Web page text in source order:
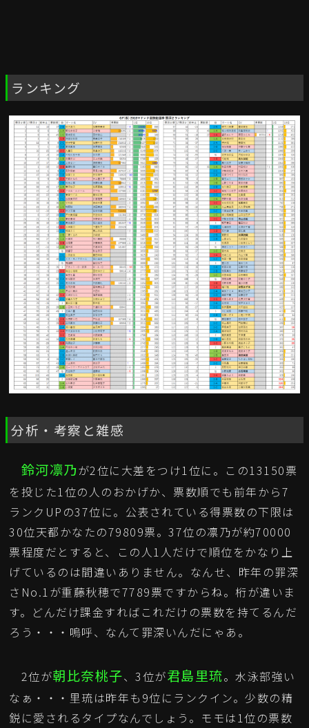
ランキング
分析・考察と雑感
鈴河凛乃が2位に大差をつけ1位に。この13150票
を投じた1位の人のおかげか、票数順でも前年から7
ランクUPの37位に。公表されている得票数の下限は
30位天都かなたの79809票。37位の凛乃が約70000
票程度だとすると、この人1人だけで順位をかなり上
げているのは間違いありません。なんせ、昨年の罪深
さNo.1が重藤秋穂で7789票ですからね。桁が違いま
す。どんだけ課金すればこれだけの票数を持てるんだ
ろう・・・嗚呼、なんて罪深いんだにゃあ。
2位が朝比奈桃子、3位が君島里琉。水泳部強い
なぁ・・・里琉は昨年も9位にランクイン。少数の精
鋭に愛されるタイプなんでしょう。モモは1位の票数